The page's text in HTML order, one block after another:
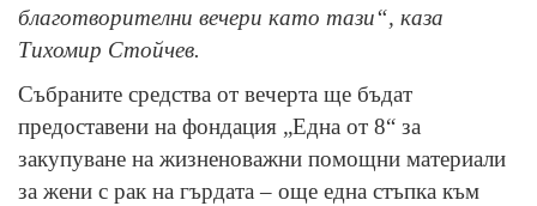
благотворителни вечери като тази“, каза
Тихомир Стойчев.
Събраните средства от вечерта ще бъдат
предоставени на фондация „Една от 8“ за
закупуване на жизненоважни помощни материали
за жени с рак на гърдата – още една стъпка към